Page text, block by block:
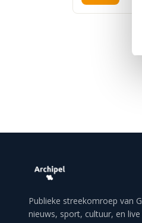
Publieke streekomroep van
nieuws, sport, cultuur, en